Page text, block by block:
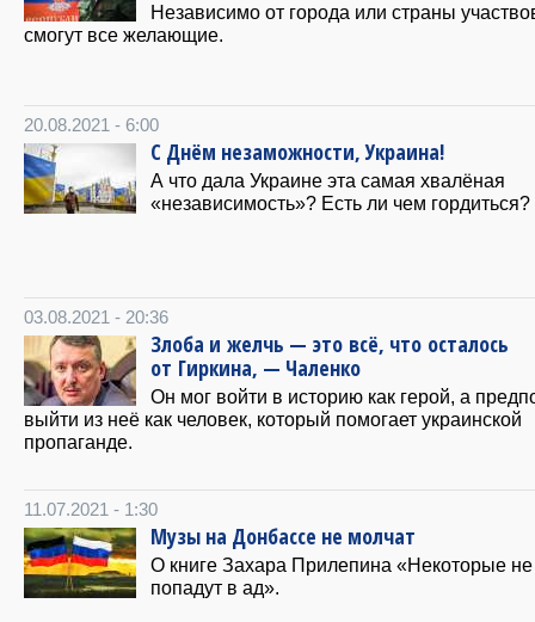
Независимо от города или страны
смогут все желающие.
20.08.2021 - 6:00
С Днём незаможности, Украина!
А что дала Украине эта самая хвалёная
«независимость»? Есть ли чем гордиться?
03.08.2021 - 20:36
Злоба и желчь — это всё, что осталось
от Гиркина, — Чаленко
Он мог войти в историю как герой, а
выйти из неё как человек, который помогает украинской
пропаганде.
11.07.2021 - 1:30
Музы на Донбассе не молчат
О книге Захара Прилепина «Некоторые не
попадут в ад».